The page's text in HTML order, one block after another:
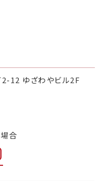
12 ゆざわやビル2F
合